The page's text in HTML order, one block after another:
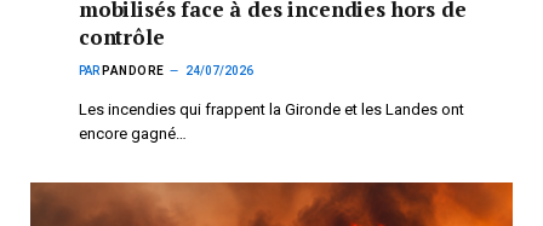
mobilisés face à des incendies hors de
contrôle
PAR PANDORE 24/07/2026
Les incendies qui frappent la Gironde et les Landes ont
encore gagné…